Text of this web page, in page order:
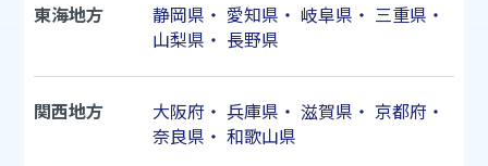
東海地方 静岡県 ・ 愛知県 ・ 岐阜県 ・ 三重県 ・
山梨県 ・ 長野県
関西地方 大阪府 ・ 兵庫県 ・ 滋賀県 ・ 京都府 ・
奈良県 ・ 和歌山県